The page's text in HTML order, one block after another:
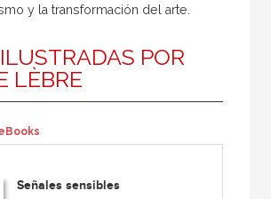
y la transformación del arte.
POR
LÈBRE
Señales sensibles